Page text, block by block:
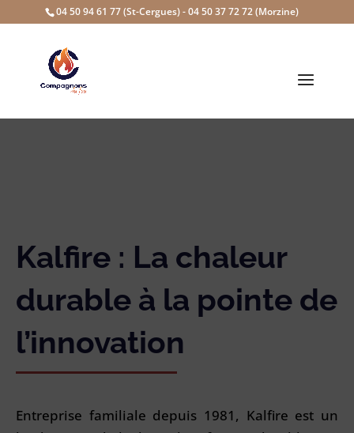
04 50 94 61 77 (St-Cergues) - 04 50 37 72 72 (Morzine)
Kalfire : La chaleur
durable à la pointe de
l’innovation
Entreprise familiale depuis 1981, Kalfire est un